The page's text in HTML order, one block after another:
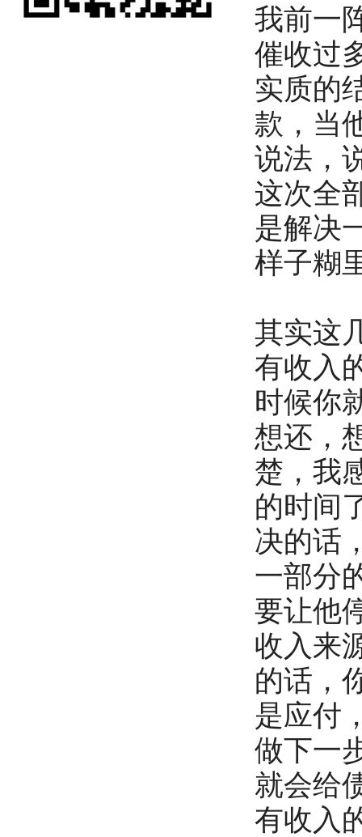
我前一
催收过
实质的
款，当
说法，
这次全
是解决
样子糊
其实这
有收入
时候你
想还，
楚，我
的时间
决的话
一部分
要让他
收入来
的话，
是应付
做下一
就会给
有收入